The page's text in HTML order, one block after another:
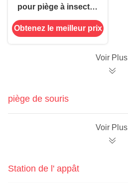
pour piège à insectes
non parfumée,
accueille le piège à
Obtenez le meilleur prix
Voir Plus
piège de souris
Voir Plus
Station de l' appât